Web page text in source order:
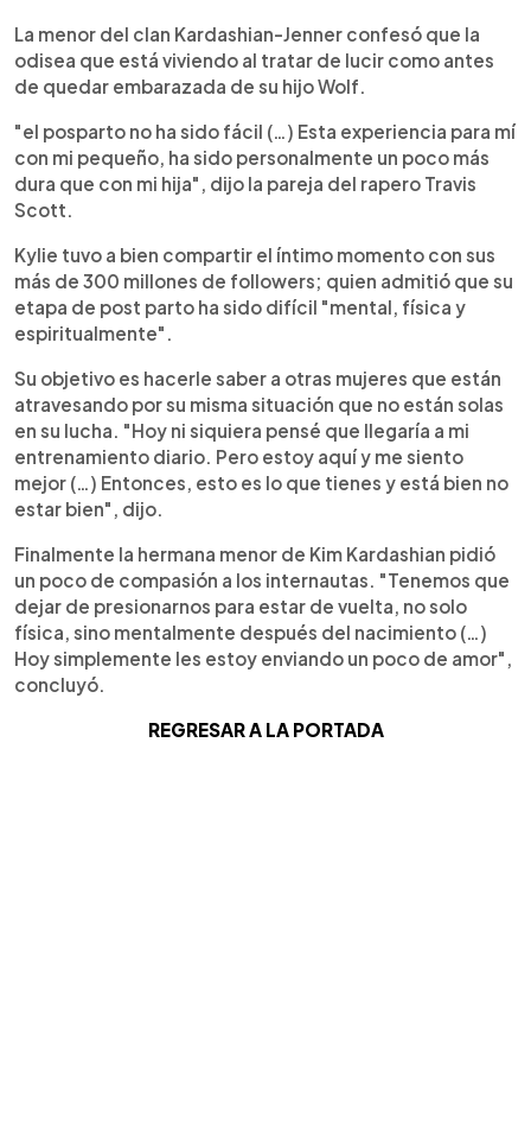
La menor del clan Kardashian-Jenner confesó que la
odisea que está viviendo al tratar de lucir como antes
de quedar embarazada de su hijo Wolf.
"el posparto no ha sido fácil (…) Esta experiencia para mí
con mi pequeño, ha sido personalmente un poco más
dura que con mi hija", dijo la pareja del rapero Travis
Scott.
Kylie tuvo a bien compartir el íntimo momento con sus
más de 300 millones de followers; quien admitió que su
etapa de post parto ha sido difícil "mental, física y
espiritualmente".
Su objetivo es hacerle saber a otras mujeres que están
atravesando por su misma situación que no están solas
en su lucha. "Hoy ni siquiera pensé que llegaría a mi
entrenamiento diario. Pero estoy aquí y me siento
mejor (…) Entonces, esto es lo que tienes y está bien no
estar bien", dijo.
Finalmente la hermana menor de Kim Kardashian pidió
un poco de compasión a los internautas. "Tenemos que
dejar de presionarnos para estar de vuelta, no solo
física, sino mentalmente después del nacimiento (…)
Hoy simplemente les estoy enviando un poco de amor",
concluyó.
REGRESAR A LA PORTADA